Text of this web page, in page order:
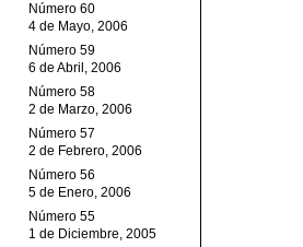
Número 60
4 de Mayo, 2006
Número 59
6 de Abril, 2006
Número 58
2 de Marzo, 2006
Número 57
2 de Febrero, 2006
Número 56
5 de Enero, 2006
Número 55
1 de Diciembre, 2005